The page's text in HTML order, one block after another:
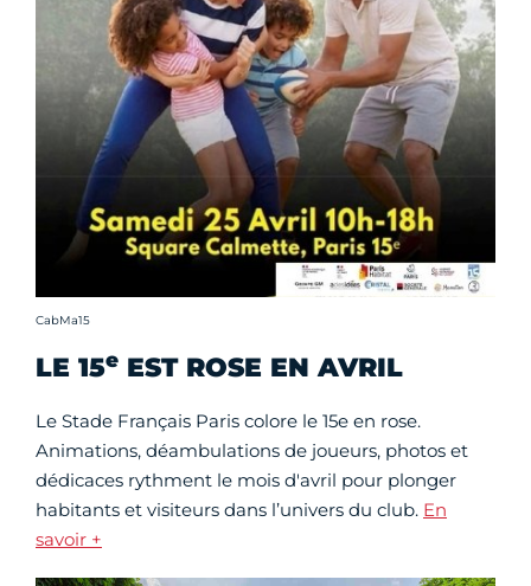
Crédit photo :
CabMa15
LE 15e EST ROSE EN AVRIL
Le Stade Français Paris colore le 15e en rose.
Animations, déambulations de joueurs, photos et
dédicaces rythment le mois d'avril pour plonger
habitants et visiteurs dans l’univers du club. En
savoir +